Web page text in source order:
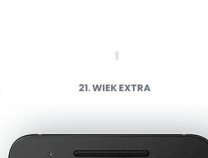
21. WIEK EXTRA